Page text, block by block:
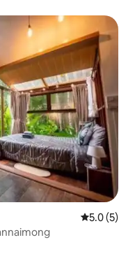
レビュー5
5.0 (5)